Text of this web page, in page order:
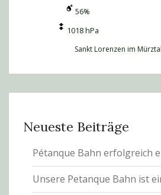
56%
1018 hPa
Sankt Lorenzen im
Neueste Beiträge
Pétanque Bahn erfolgreich
Unsere Petanque Bahn ist